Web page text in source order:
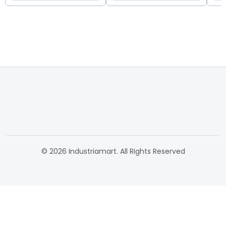
© 2026 Industriamart. All Rights Reserved